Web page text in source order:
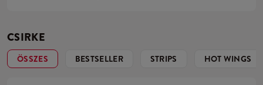
CSIRKE
ÖSSZES BESTSELLER STRIPS HOT WINGS